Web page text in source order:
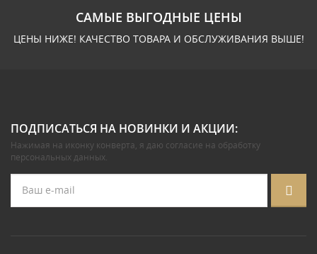
САМЫЕ ВЫГОДНЫЕ ЦЕНЫ
ЦЕНЫ НИЖЕ! КАЧЕСТВО ТОВАРА И ОБСЛУЖИВАНИЯ ВЫШЕ!
ПОДПИСАТЬСЯ НА НОВИНКИ И АКЦИИ:
Нажимая на иконку конверта, я даю согласие на обработку
персональных данных.